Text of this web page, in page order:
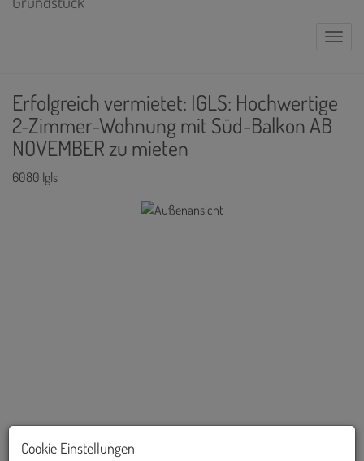
Erfolgreich vermietet: IGLS: Hochwertige
2-Zimmer-Wohnung mit Süd-Balkon AB
NOVEMBER zu mieten
6080 Igls
Cookie Einstellungen